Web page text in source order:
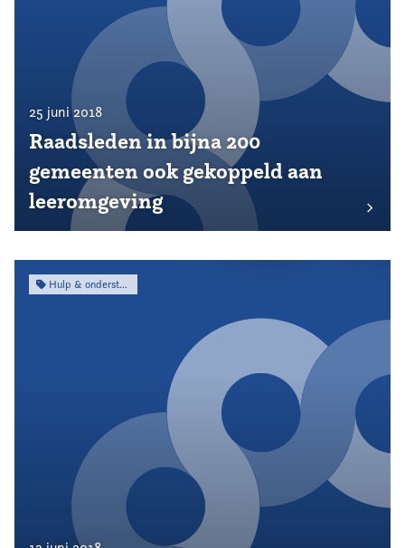
25 juni 2018
Raadsleden in bijna 200
gemeenten ook gekoppeld aan
leeromgeving
Hulp & ondersteuning